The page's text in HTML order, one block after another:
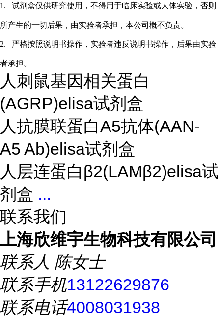
1. 试剂盒仅供研究使用，不得用于临床实验或人 体实验，否则
所产生的一切后果，由实验者承担，本公司概不负责。
2. 严格按照说明书操作，实验者违反说明书操作，后果由实验
者承担。
人刺鼠基因相关蛋白
(AGRP)elisa试剂盒
人抗膜联蛋白A5抗体(AAN-
A5 Ab)elisa试剂盒
人层连蛋白β2(LAMβ2)elisa试
剂盒 ...
联系我们
上海欣维宇生物科技有限公司
联系人 陈女士
联系手机13122629876
联系电话4008031938